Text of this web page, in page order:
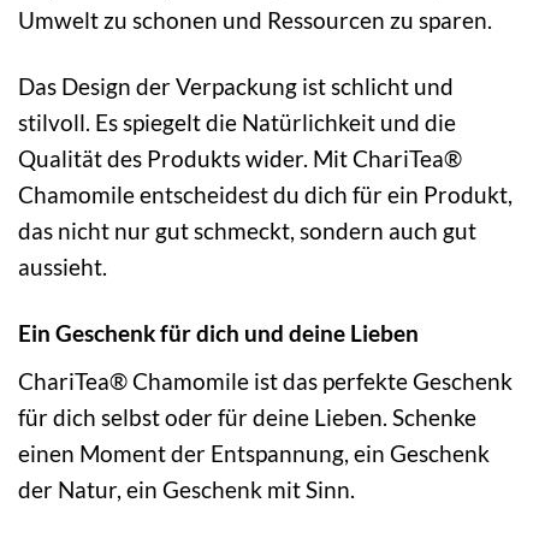
Umwelt zu schonen und Ressourcen zu sparen.
Das Design der Verpackung ist schlicht und
stilvoll. Es spiegelt die Natürlichkeit und die
Qualität des Produkts wider. Mit ChariTea®
Chamomile entscheidest du dich für ein Produkt,
das nicht nur gut schmeckt, sondern auch gut
aussieht.
Ein Geschenk für dich und deine Lieben
ChariTea® Chamomile ist das perfekte Geschenk
für dich selbst oder für deine Lieben. Schenke
einen Moment der Entspannung, ein Geschenk
der Natur, ein Geschenk mit Sinn.